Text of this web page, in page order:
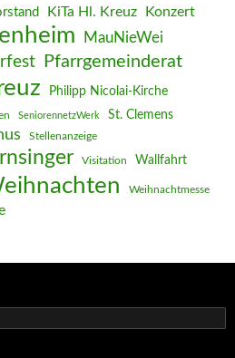
KiTa Hl. Kreuz Konzert
MauNieWei
Pfarrgemeinderat
Philipp Nicolai-Kirche
SeniorennetzWerk St. Clemens
Stellenanzeige
Visitation Wallfahrt
Weihnachtmesse